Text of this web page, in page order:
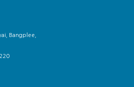
Bangplee,